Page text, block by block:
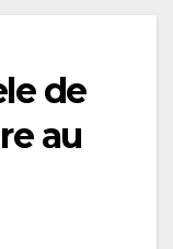
de
au